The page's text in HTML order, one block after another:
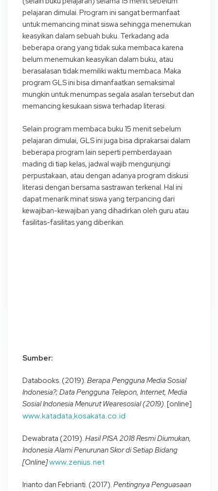
pelajaran dimulai. Program ini sangat bermanfaat
untuk memancing minat siswa sehingga menemukan
keasyikan dalam sebuah buku. Terkadang ada
beberapa orang yang tidak suka membaca karena
belum menemukan keasyikan dalam buku, atau
berasalasan tidak memiliki waktu membaca. Maka
program GLS ini bisa dimanfaatkan semaksimal
mungkin untuk menumpas segala asalan tersebut dan
memancing kesukaan siswa terhadap literasi.
Selain program membaca buku 15 menit sebelum
pelajaran dimulai, GLS ini juga bisa diprakarsai dalam
beberapa program lain seperti pemberdayaan
mading di tiap kelas, jadwal wajib mengunjungi
perpustakaan, atau dengan adanya program diskusi
literasi dengan bersama sastrawan terkenal. Hal ini
dapat menarik minat siswa yang terpancing dari
kewajiban-kewajiban yang dihadirkan oleh guru atau
fasilitas-fasilitas yang diberikan.
Sumber:
Databooks. (2019). Berapa Pengguna Media Sosial
Indonesia?; Data Pengguna Telepon, Internet, Media
Sosial Indonesia Menurut Wearesosial (2019). [online]
www.katadata,kosakata.co.id
Dewabrata (2019). Hasil PISA 2018 Resmi Diumukan,
Indonesia Alami Penurunan Skor di Setiap Bidang
[Online]www.zenius.net
Irianto dan Febrianti. (2017). Pentingnya Penguasaan